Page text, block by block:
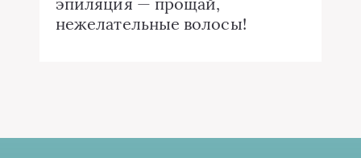
нежелательные волосы!